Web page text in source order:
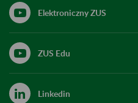
Elektroniczny ZUS
ZUS Edu
Linkedin